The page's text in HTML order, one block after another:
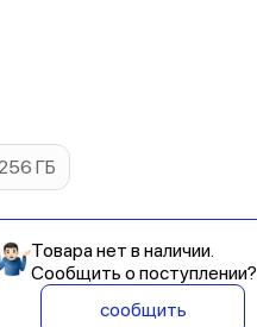
ГБ
Товара нет в наличии.
Сообщить о поступлении?
сообщить